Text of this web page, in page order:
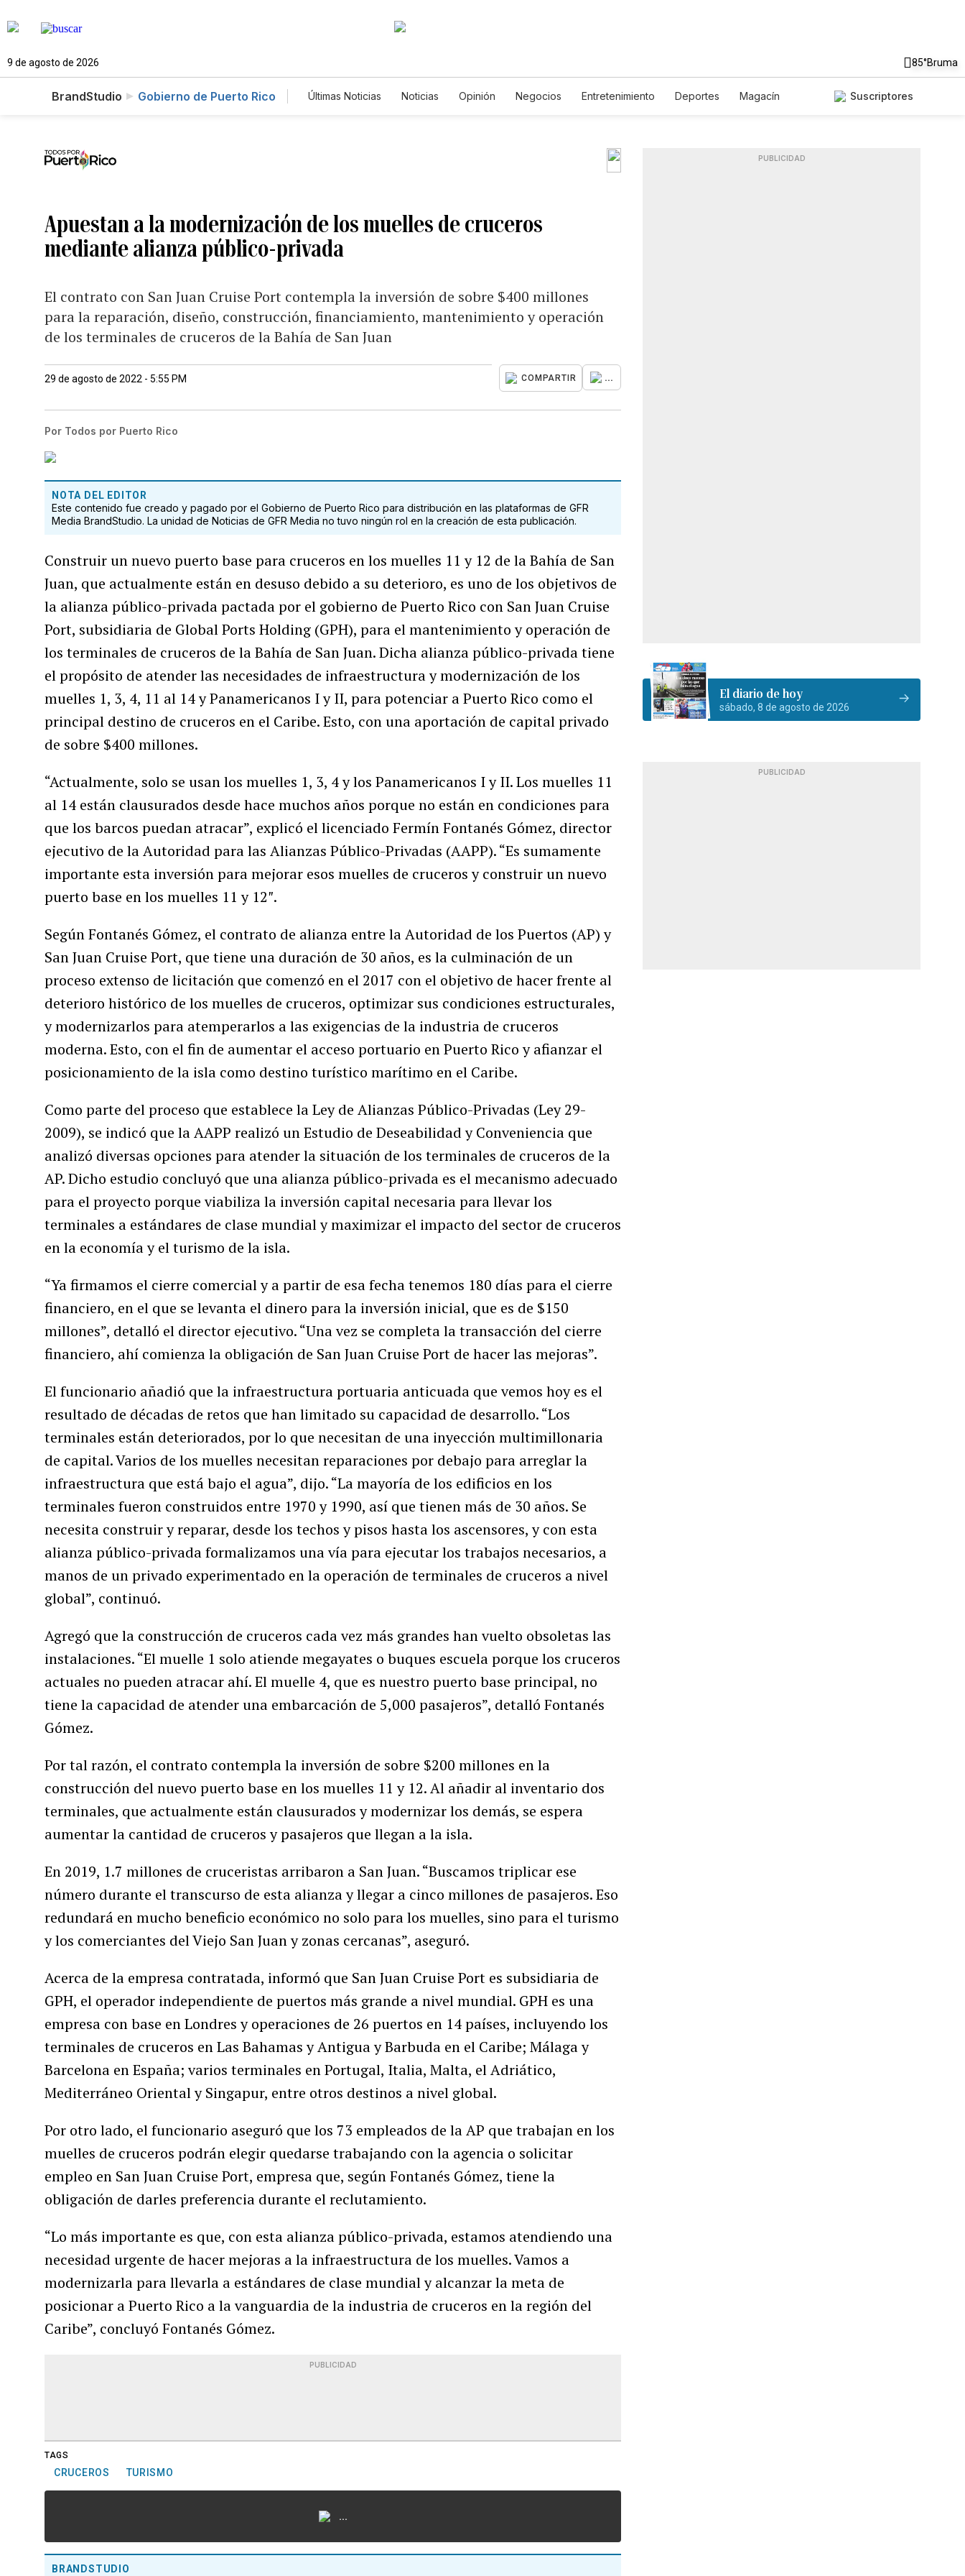
9 de agosto de 2026 85°Bruma
BrandStudio Gobierno de Puerto Rico Últimas Noticias Noticias Opinión Negocios Entretenimiento Deportes
Magacín
Suscriptores
Apuestan a la modernización de los muelles de cruceros
mediante alianza público-privada
El contrato con San Juan Cruise Port contempla la inversión de sobre $400 millones
para la reparación, diseño, construcción, financiamiento, mantenimiento y operación
de los terminales de cruceros de la Bahía de San Juan
29 de agosto de 2022 - 5:55 PM COMPARTIR ...
Por Todos por Puerto Rico
NOTA DEL EDITOR
Este contenido fue creado y pagado por el Gobierno de Puerto Rico para distribución en las plataformas de GFR
Media BrandStudio. La unidad de Noticias de GFR Media no tuvo ningún rol en la creación de esta publicación.
Construir un nuevo puerto base para cruceros en los muelles 11 y 12 de la Bahía de San
Juan, que actualmente están en desuso debido a su deterioro, es uno de los objetivos de
la alianza público-privada pactada por el gobierno de Puerto Rico con San Juan Cruise
Port, subsidiaria de Global Ports Holding (GPH), para el mantenimiento y operación de
los terminales de cruceros de la Bahía de San Juan. Dicha alianza público-privada tiene
el propósito de atender las necesidades de infraestructura y modernización de los
muelles 1, 3, 4, 11 al 14 y Panamericanos I y II, para potenciar a Puerto Rico como el
principal destino de cruceros en el Caribe. Esto, con una aportación de capital privado
de sobre $400 millones.
“Actualmente, solo se usan los muelles 1, 3, 4 y los Panamericanos I y II. Los muelles 11
al 14 están clausurados desde hace muchos años porque no están en condiciones para
que los barcos puedan atracar”, explicó el licenciado Fermín Fontanés Gómez, director
ejecutivo de la Autoridad para las Alianzas Público-Privadas (AAPP). “Es sumamente
importante esta inversión para mejorar esos muelles de cruceros y construir un nuevo
puerto base en los muelles 11 y 12″.
Según Fontanés Gómez, el contrato de alianza entre la Autoridad de los Puertos (AP) y
San Juan Cruise Port, que tiene una duración de 30 años, es la culminación de un
proceso extenso de licitación que comenzó en el 2017 con el objetivo de hacer frente al
deterioro histórico de los muelles de cruceros, optimizar sus condiciones estructurales,
y modernizarlos para atemperarlos a las exigencias de la industria de cruceros
moderna. Esto, con el fin de aumentar el acceso portuario en Puerto Rico y afianzar el
posicionamiento de la isla como destino turístico marítimo en el Caribe.
Como parte del proceso que establece la Ley de Alianzas Público-Privadas (Ley 29-
2009), se indicó que la AAPP realizó un Estudio de Deseabilidad y Conveniencia que
analizó diversas opciones para atender la situación de los terminales de cruceros de la
AP. Dicho estudio concluyó que una alianza público-privada es el mecanismo adecuado
para el proyecto porque viabiliza la inversión capital necesaria para llevar los
terminales a estándares de clase mundial y maximizar el impacto del sector de cruceros
en la economía y el turismo de la isla.
“Ya firmamos el cierre comercial y a partir de esa fecha tenemos 180 días para el cierre
financiero, en el que se levanta el dinero para la inversión inicial, que es de $150
millones”, detalló el director ejecutivo. “Una vez se completa la transacción del cierre
financiero, ahí comienza la obligación de San Juan Cruise Port de hacer las mejoras”.
El funcionario añadió que la infraestructura portuaria anticuada que vemos hoy es el
resultado de décadas de retos que han limitado su capacidad de desarrollo. “Los
terminales están deteriorados, por lo que necesitan de una inyección multimillonaria
de capital. Varios de los muelles necesitan reparaciones por debajo para arreglar la
infraestructura que está bajo el agua”, dijo. “La mayoría de los edificios en los
terminales fueron construidos entre 1970 y 1990, así que tienen más de 30 años. Se
necesita construir y reparar, desde los techos y pisos hasta los ascensores, y con esta
alianza público-privada formalizamos una vía para ejecutar los trabajos necesarios, a
manos de un privado experimentado en la operación de terminales de cruceros a nivel
global”, continuó.
Agregó que la construcción de cruceros cada vez más grandes han vuelto obsoletas las
instalaciones. “El muelle 1 solo atiende megayates o buques escuela porque los cruceros
actuales no pueden atracar ahí. El muelle 4, que es nuestro puerto base principal, no
tiene la capacidad de atender una embarcación de 5,000 pasajeros”, detalló Fontanés
Gómez.
Por tal razón, el contrato contempla la inversión de sobre $200 millones en la
construcción del nuevo puerto base en los muelles 11 y 12. Al añadir al inventario dos
terminales, que actualmente están clausurados y modernizar los demás, se espera
aumentar la cantidad de cruceros y pasajeros que llegan a la isla.
En 2019, 1.7 millones de cruceristas arribaron a San Juan. “Buscamos triplicar ese
número durante el transcurso de esta alianza y llegar a cinco millones de pasajeros. Eso
redundará en mucho beneficio económico no solo para los muelles, sino para el turismo
y los comerciantes del Viejo San Juan y zonas cercanas”, aseguró.
Acerca de la empresa contratada, informó que San Juan Cruise Port es subsidiaria de
GPH, el operador independiente de puertos más grande a nivel mundial. GPH es una
empresa con base en Londres y operaciones de 26 puertos en 14 países, incluyendo los
terminales de cruceros en Las Bahamas y Antigua y Barbuda en el Caribe; Málaga y
Barcelona en España; varios terminales en Portugal, Italia, Malta, el Adriático,
Mediterráneo Oriental y Singapur, entre otros destinos a nivel global.
Por otro lado, el funcionario aseguró que los 73 empleados de la AP que trabajan en los
muelles de cruceros podrán elegir quedarse trabajando con la agencia o solicitar
empleo en San Juan Cruise Port, empresa que, según Fontanés Gómez, tiene la
obligación de darles preferencia durante el reclutamiento.
“Lo más importante es que, con esta alianza público-privada, estamos atendiendo una
necesidad urgente de hacer mejoras a la infraestructura de los muelles. Vamos a
modernizarla para llevarla a estándares de clase mundial y alcanzar la meta de
posicionar a Puerto Rico a la vanguardia de la industria de cruceros en la región del
Caribe”, concluyó Fontanés Gómez.
PUBLICIDAD
TAGS
CRUCEROS TURISMO
...
BRANDSTUDIO
PUBLICIDAD
El diario de hoy
sábado, 8 de agosto de 2026
PUBLICIDAD